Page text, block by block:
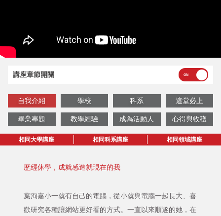
講座章節開關
自我介紹 學校 科系 這堂必上
畢業專題 教學經驗 成為活動人 心得與收穫
相同大學講座 相同科系講座 相同領域講座
歷經休學，成就感造就現在的我
葉洵嘉小一就有自己的電腦，從小就與電腦一起長大、喜
歡研究各種讓網站更好看的方式。一直以來順遂的她，在